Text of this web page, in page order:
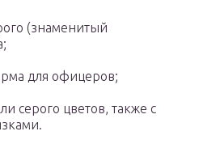
(знаменитый
для офицеров;
серого цветов, также с